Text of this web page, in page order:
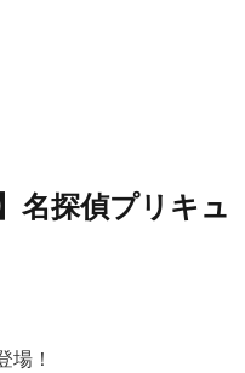
名探偵プリキュ
場！